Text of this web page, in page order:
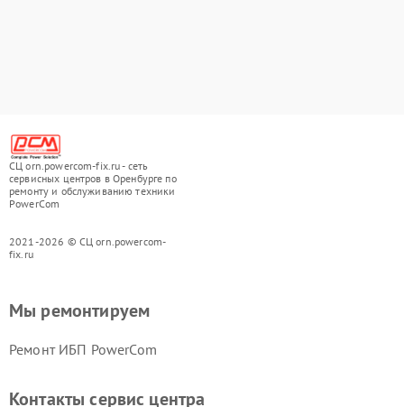
СЦ orn.powercom-fix.ru - сеть
сервисных центров в Оренбурге по
ремонту и обслуживанию техники
PowerCom
2021-2026 © СЦ orn.powercom-
fix.ru
Мы ремонтируем
Ремонт ИБП PowerCom
Контакты сервис центра